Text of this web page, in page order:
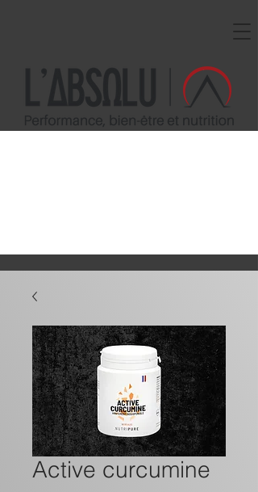
Active curcumine